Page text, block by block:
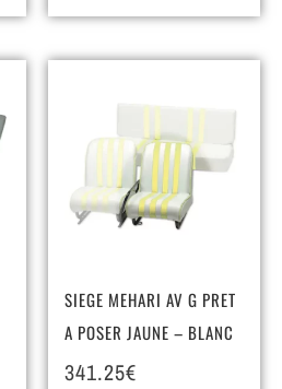
SIEGE MEHARI AV G PRET
A POSER JAUNE – BLANC
341.25€